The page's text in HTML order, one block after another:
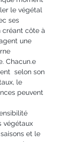
le végétal
ses
créant côte à
une
Chacun.e
selon son
le
peuvent
végétaux
et le